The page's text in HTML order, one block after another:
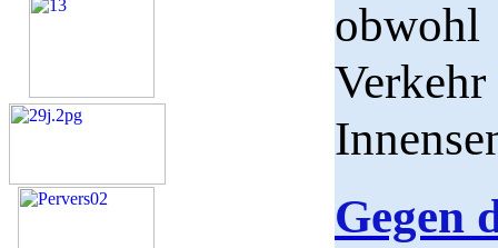
obwohl
Gegen